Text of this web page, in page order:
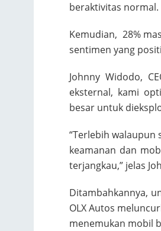
beraktivitas normal.
Kemudian, 28%
sentimen yang
Johnny Widodo,
eksternal, kami
besar untuk
“Terlebih
keamanan dan
terjangkau,” jelas
Ditambahkannya,
OLX Autos
menemukan mobil